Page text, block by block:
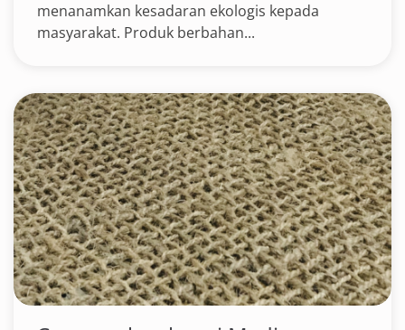
menanamkan kesadaran ekologis kepada
masyarakat. Produk berbahan...